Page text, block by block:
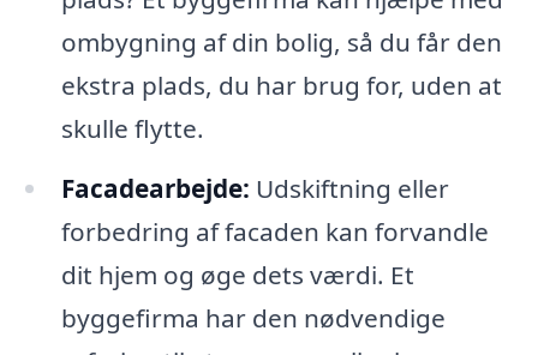
ombygning af din bolig, så du får den
ekstra plads, du har brug for, uden at
skulle flytte.
Facadearbejde: Udskiftning eller
forbedring af facaden kan forvandle
dit hjem og øge dets værdi. Et
byggefirma har den nødvendige